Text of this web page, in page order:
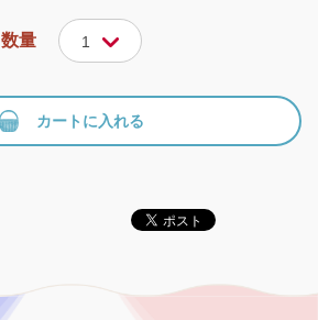
数量 1
カートに入れる